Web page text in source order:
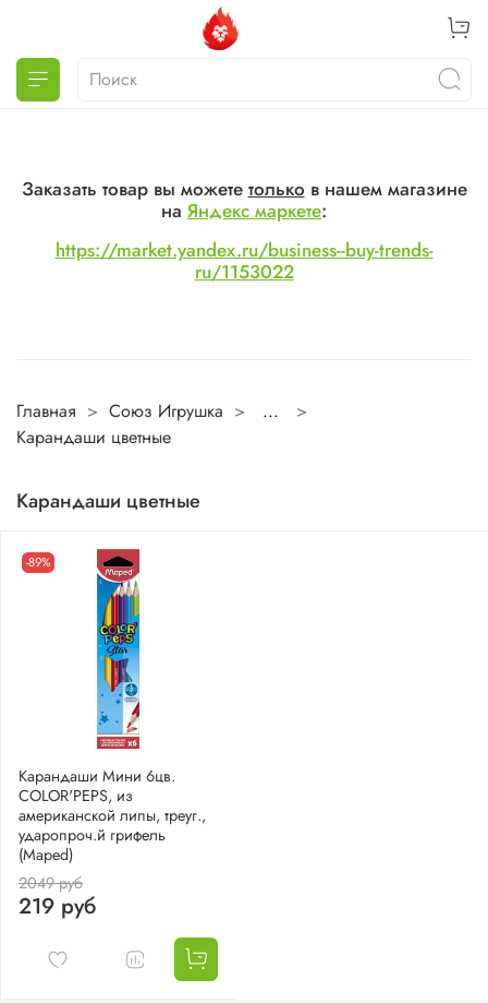
Заказать товар вы можете только в нашем магазине
на Яндекс маркете:
https://market.yandex.ru/business--buy-trends-
ru/1153022
Главная Союз Игрушка
...
Карандаши цветные
Карандаши цветные
-89%
Карандаши Мини 6цв.
COLOR'PEPS, из
американской липы, треуг.,
ударопроч.й грифель
(Maped)
2049 руб
219 руб